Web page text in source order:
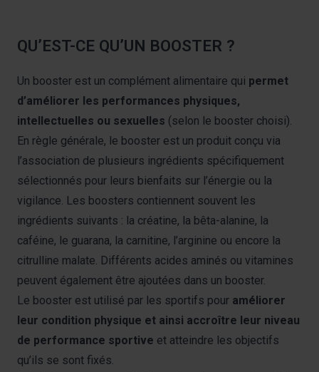
QU’EST-CE QU’UN BOOSTER ?
Un booster est un complément alimentaire qui permet
d’améliorer les performances physiques,
intellectuelles ou sexuelles (selon le booster choisi).
En règle générale, le booster est un produit conçu via
l’association de plusieurs ingrédients spécifiquement
sélectionnés pour leurs bienfaits sur l’énergie ou la
vigilance. Les boosters contiennent souvent les
ingrédients suivants : la créatine, la bêta-alanine, la
caféine, le guarana, la carnitine, l’arginine ou encore la
citrulline malate. Différents acides aminés ou vitamines
peuvent également être ajoutées dans un booster.
Le booster est utilisé par les sportifs pour améliorer
leur condition physique et ainsi accroître leur niveau
de performance sportive et atteindre les objectifs
qu’ils se sont fixés.